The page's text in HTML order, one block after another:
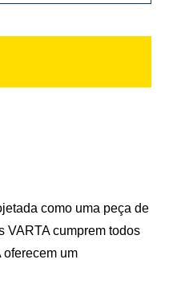
como uma peça de
VARTA cumprem todos
um